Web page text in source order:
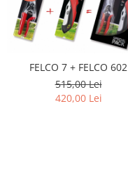
FELCO 7 + FELCO 602
515,00 Lei
420,00 Lei